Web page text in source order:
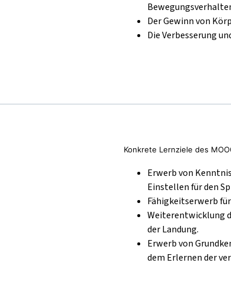
Der Gewinn von
Die Verbesserung
Konkrete Lernziele des
Erwerb von
Einstellen für den
Fähigkeitserwerb
Weiterentwicklung
der Landung.
Erwerb von
dem Erlernen der